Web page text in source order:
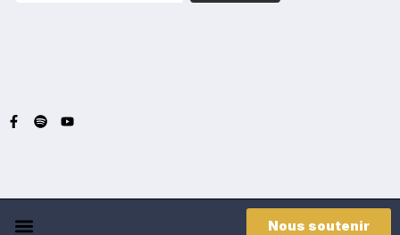
Nous soutenir